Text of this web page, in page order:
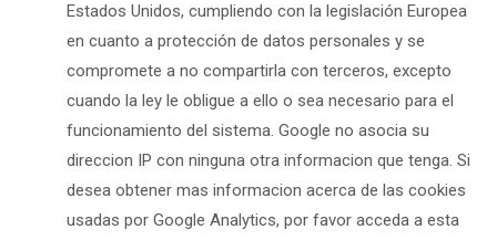
Estados Unidos, cumpliendo con la legislación Europea
en cuanto a protección de datos personales y se
compromete a no compartirla con terceros, excepto
cuando la ley le obligue a ello o sea necesario para el
funcionamiento del sistema. Google no asocia su
direccion IP con ninguna otra informacion que tenga. Si
desea obtener mas informacion acerca de las cookies
usadas por Google Analytics, por favor acceda a esta